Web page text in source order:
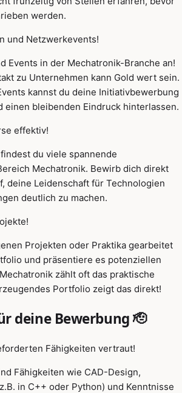
werden.
und Netzwerkevents!
Events in der Mechatronik-Branche an!
zu Unternehmen kann Gold wert sein.
kannst du deine Initiativbewerbung
einen bleibenden Eindruck hinterlassen.
effektiv!
du viele spannende
Mechatronik. Bewirb dich direkt
deine Leidenschaft für Technologien
deutlich zu machen.
Projekten oder Praktika gearbeitet
und präsentiere es potenziellen
zählt oft das praktische
Portfolio zeigt das direkt!
deine Bewerbung 🫡
Fähigkeiten vertraut!
Fähigkeiten wie CAD-Design,
in C++ oder Python) und Kenntnisse